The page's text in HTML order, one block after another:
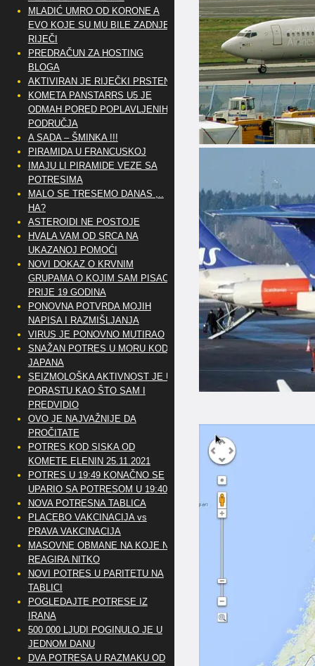
MLADIĆ UMRO OD KORONE A
EVO KOJE SU MU BILE ZADNJE
RIJEČI
PREDRAČUN ZA HOSTING
BLOGA
AKTIVIRAN JE RIJEČKI PRSTEN
KOMETA PANSTARRS U5 JE
ODMAH PORED POPLAVLJENIH
PODRUČJA
A SADA – ŠMINKA !!!
PIRAMIDA U FRANCUSKOJ
IMAJU LI PIRAMIDE VEZE SA
POTRESIMA
MALO SE TRESEMO DANAS ,..
HA?
ASTEROIDI NE POSTOJE
HVALA VAM OD SRCA NA
UKAZANOJ POMOĆI
NOVI DOKAZ O KRVNIM
GRUPAMA O KOJIM SAM PISAO
PRIJE 19 GODINA
PONOVNA POTVRDA MOJIH
NAPISA I RAZMIŠLJANJA
VIRUS JE PONOVNO MUTIRAO
SNAŽAN POTRES U MORU KOD
JAPANA
SEIZMOLOŠKA AKTIVNOST JE U
PORASTU KAO ŠTO SAM I
PREDVIDIO
OVO JE NAJVAŽNIJE DA
PROČITATE
POTRES KOD SISKA OD
KOMETE ELENIN 25.11.2021
POTRES U 19:49 KONAČNO SE
UPARIO SA POTRESOM U 19:40
NOVA POTRESNA TABLICA
PLACEBO VAKCINACIJA vs
PRAVA VAKCINACIJA
MASOVNE OBMANE NA KOJE NE
REAGIRA NITKO
NOVI POTRES U PARITETU NA
TABLICI
POGLEDAJTE POTRESE IZ
IRANA
500 000 LJUDI POGINULO JE U
JEDNOM DANU
DVA POTRESA U RAZMAKU OD